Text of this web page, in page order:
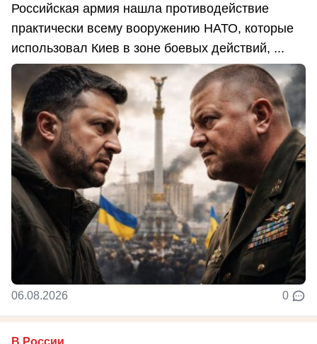
Российская армия нашла противодействие
практически всему вооружению НАТО, которые
использовал Киев в зоне боевых действий, ...
06.08.2026 0
В России